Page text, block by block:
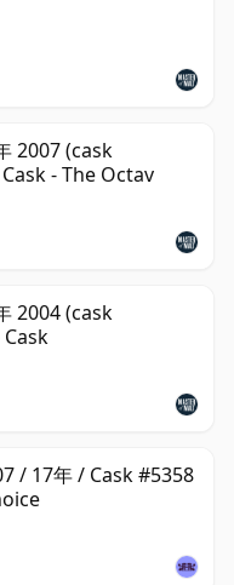
2007 (cask
- The Octav
2004 (cask
/ 17年 / Cask #5358